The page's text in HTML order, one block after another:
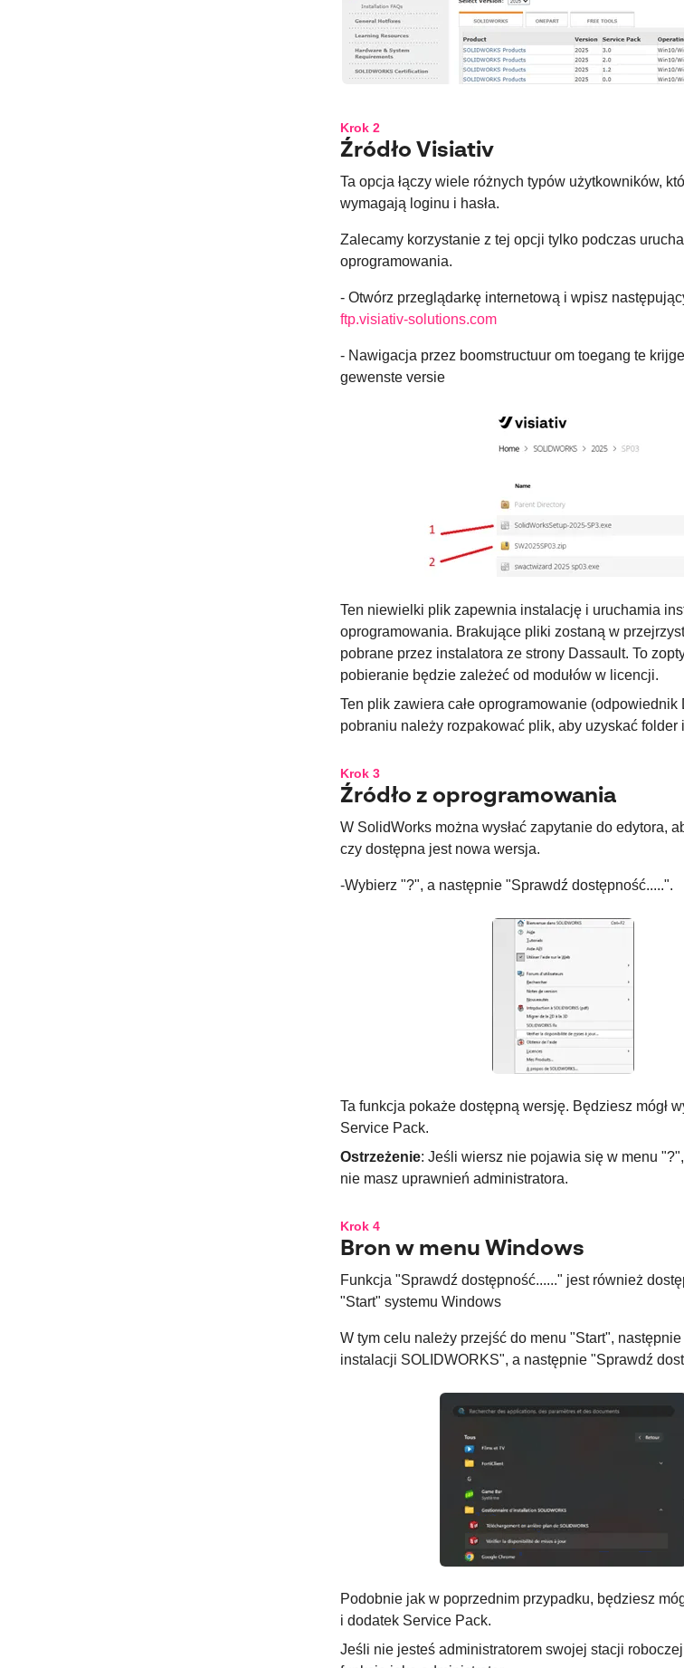
Krok 2
Źródło Visiativ
Ta opcja łączy wiele różnych typów użytkowników,
wymagają loginu i hasła.
Zalecamy korzystanie z tej opcji tylko podczas
oprogramowania.
- Otwórz przeglądarkę internetową i wpisz
ftp.visiativ-solutions.com
- Nawigacja przez boomstructuur om toegang te
gewenste versie
Ten niewielki plik zapewnia instalację i uruchamia
oprogramowania. Brakujące pliki zostaną w
pobrane przez instalatora ze strony Dassault. To
pobieranie będzie zależeć od modułów w licencji.
Ten plik zawiera całe oprogramowanie (odpowiednik
pobraniu należy rozpakować plik, aby uzyskać folder
Krok 3
Źródło z oprogramowania
W SolidWorks można wysłać zapytanie do edytora,
czy dostępna jest nowa wersja.
-Wybierz "?", a następnie "Sprawdź dostępność.....".
Ta funkcja pokaże dostępną wersję. Będziesz mógł
Service Pack.
Ostrzeżenie: Jeśli wiersz nie pojawia się w menu
nie masz uprawnień administratora.
Krok 4
Bron w menu Windows
Funkcja "Sprawdź dostępność......" jest również
"Start" systemu Windows
W tym celu należy przejść do menu "Start",
instalacji SOLIDWORKS", a następnie "Sprawdź
Podobnie jak w poprzednim przypadku, będziesz
i dodatek Service Pack.
Jeśli nie jesteś administratorem swojej stacji